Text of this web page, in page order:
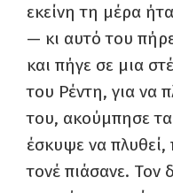
εκείνη τη μέρα
— κι αυτό του
και πήγε σε μια
του Ρέντη, για να
του, ακούμπησε τα
έσκυψε να πλυθεί,
τονέ πιάσανε. Τον